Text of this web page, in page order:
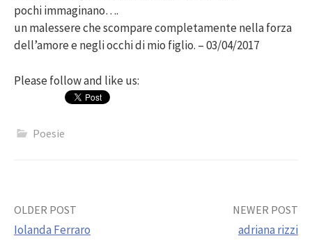
pochi immaginano….
un malessere che scompare completamente nella forza
dell’amore e negli occhi di mio figlio. – 03/04/2017
Please follow and like us:
Poesie
Post
OLDER POST
Iolanda Ferraro
NEWER POST
adriana rizzi